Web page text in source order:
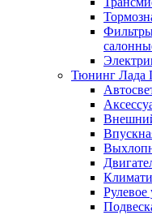
Тюнинг Лада
Рулевое